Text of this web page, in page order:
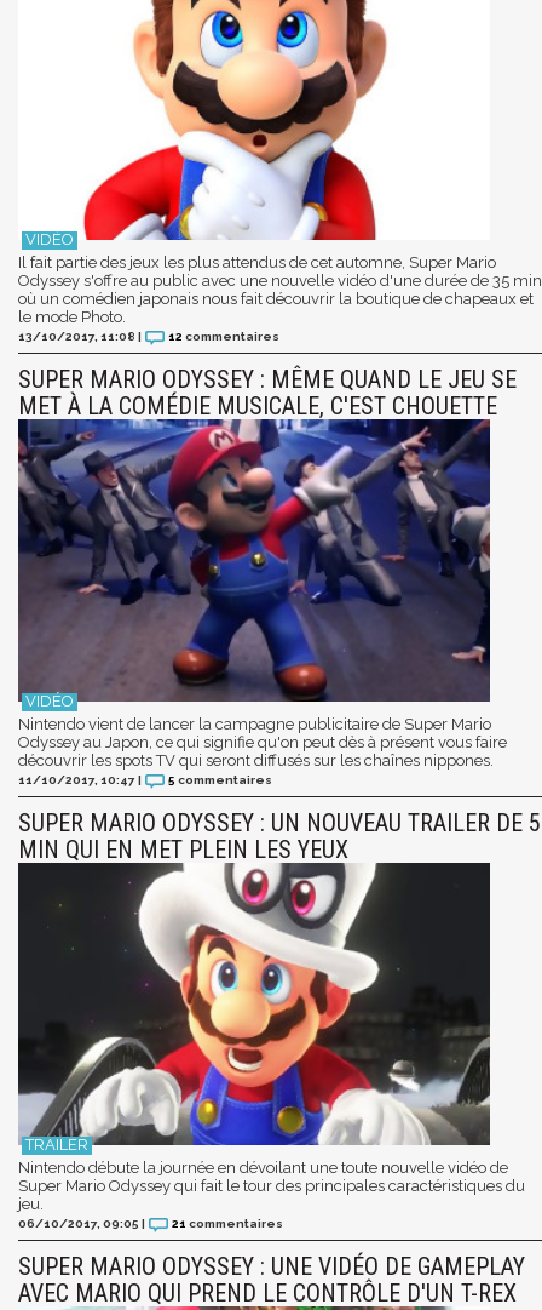
Il fait partie des jeux les plus attendus de cet automne, Super Mario
Odyssey s'offre au public avec une nouvelle vidéo d'une durée de 35 min
où un comédien japonais nous fait découvrir la boutique de chapeaux et
le mode Photo.
13/10/2017, 11:08 | 12 commentaires
SUPER MARIO ODYSSEY : MÊME QUAND LE JEU SE
MET À LA COMÉDIE MUSICALE, C'EST CHOUETTE
Nintendo vient de lancer la campagne publicitaire de Super Mario
Odyssey au Japon, ce qui signifie qu'on peut dès à présent vous faire
découvrir les spots TV qui seront diffusés sur les chaînes nippones.
11/10/2017, 10:47 | 5 commentaires
SUPER MARIO ODYSSEY : UN NOUVEAU TRAILER DE 5
MIN QUI EN MET PLEIN LES YEUX
Nintendo débute la journée en dévoilant une toute nouvelle vidéo de
Super Mario Odyssey qui fait le tour des principales caractéristiques du
jeu.
06/10/2017, 09:05 | 21 commentaires
SUPER MARIO ODYSSEY : UNE VIDÉO DE GAMEPLAY
AVEC MARIO QUI PREND LE CONTRÔLE D'UN T-REX